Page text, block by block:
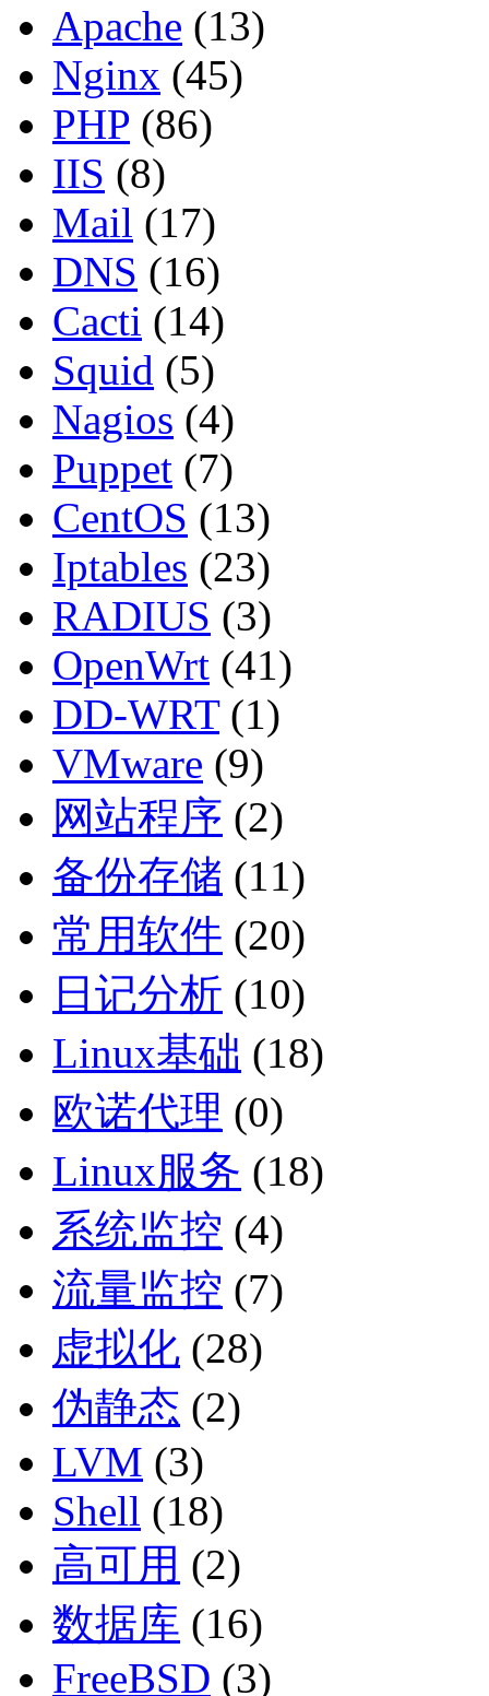
Apache (13)
Nginx (45)
PHP (86)
IIS (8)
Mail (17)
DNS (16)
Cacti (14)
Squid (5)
Nagios (4)
Puppet (7)
CentOS (13)
Iptables (23)
RADIUS (3)
OpenWrt (41)
DD-WRT(1)
VMware (9)
网站程序 (2)
备份存储 (11)
常用软件 (20)
日记分析 (10)
Linux基础 (18)
欧诺代理 (0)
Linux服务 (18)
系统监控 (4)
流量监控 (7)
虚拟化 (28)
伪静态 (2)
LVM (3)
Shell (18)
高可用 (2)
数据库 (16)
FreeBSD (3)